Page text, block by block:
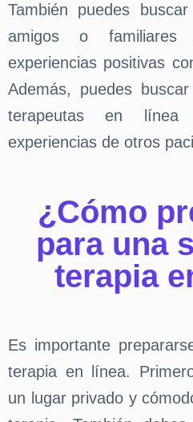
También puedes
amigos o
experiencias positivas
Además, puedes
terapeutas en
experiencias de otros
¿Cómo
para una
terapia
Es importante
terapia en línea.
un lugar privado y